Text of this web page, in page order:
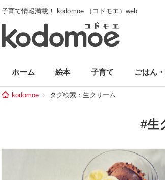
子育て情報満載！ kodomoe （コドモエ）web
ホーム 絵本 子育て ごはん
kodomoe タグ検索：生クリーム
#生